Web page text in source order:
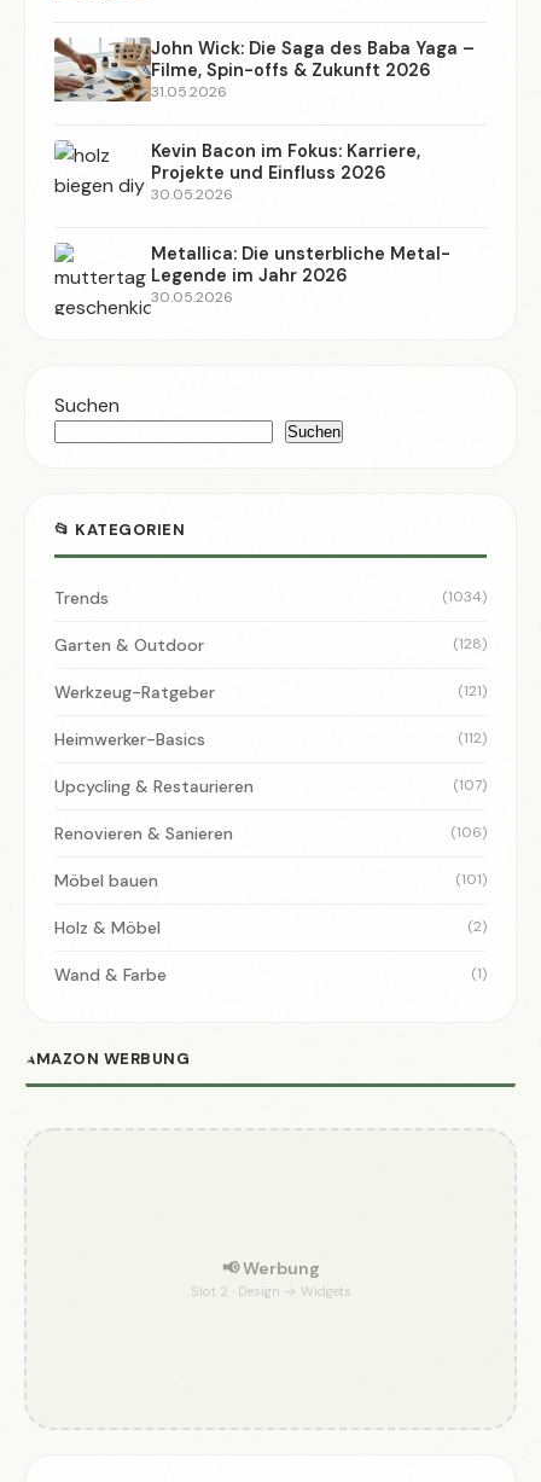
John Wick: Die Saga des Baba Yaga –
Filme, Spin-offs & Zukunft 2026
31.05.2026
Kevin Bacon im Fokus: Karriere,
Projekte und Einfluss 2026
30.05.2026
Metallica: Die unsterbliche Metal-
Legende im Jahr 2026
30.05.2026
Suchen
Suchen
📂 KATEGORIEN
Trends (1034)
Garten & Outdoor (128)
Werkzeug-Ratgeber (121)
Heimwerker-Basics (112)
Upcycling & Restaurieren (107)
Renovieren & Sanieren (106)
Möbel bauen (101)
Holz & Möbel (2)
Wand & Farbe (1)
AMAZON WERBUNG
📢 Werbung
Slot 2 · Design → Widgets